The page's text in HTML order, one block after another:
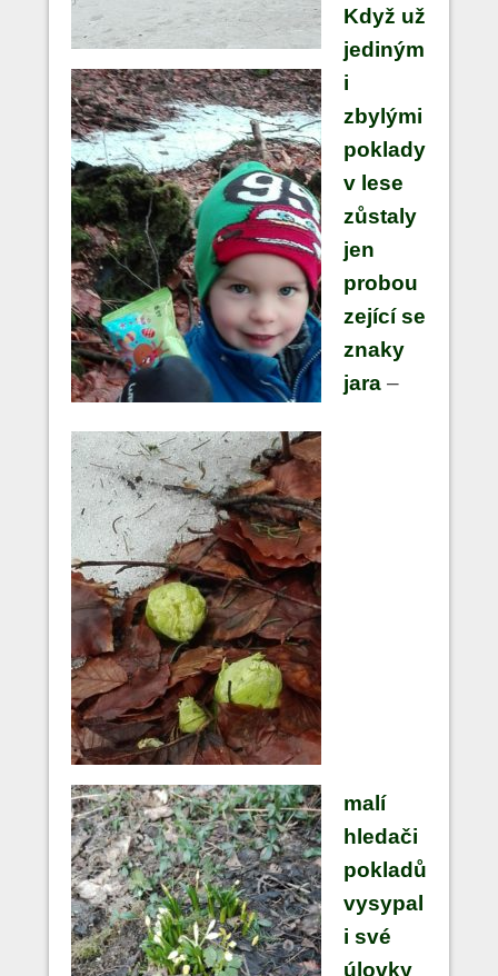
Když už
jediným
i
zbylými
poklady
v lese
zůstaly
jen
probou
zející se
znaky
jara –
malí
hledači
pokladů
vysypal
i své
úlovky